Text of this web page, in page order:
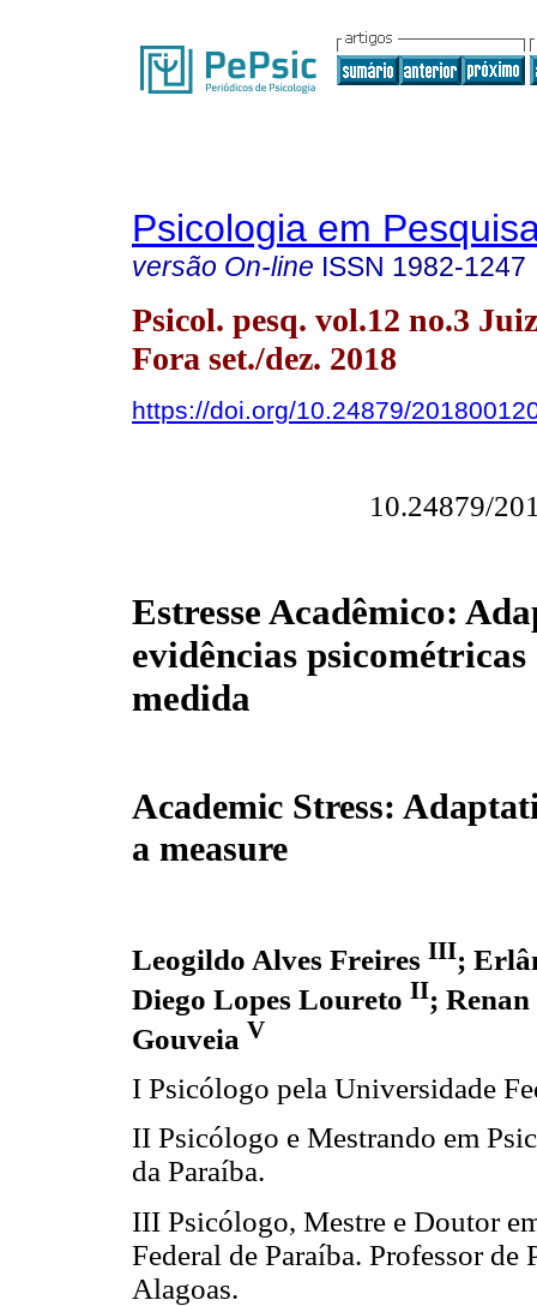
Psicologia em
versão On-line ISSN 1982-1247
Psicol. pesq. vol.12 no.3
Fora set./dez. 2018
https://doi.org/10.24879/
10.24879/
Estresse Acadêmico:
evidências psicométricas
medida
Academic Stress:
a measure
Leogildo Alves Freires III;
Diego Lopes Loureto II;
Gouveia V
I Psicólogo pela Universidade
II Psicólogo e Mestrando em
da Paraíba.
III Psicólogo, Mestre e Doutor
Federal de Paraíba. Professor
Alagoas.